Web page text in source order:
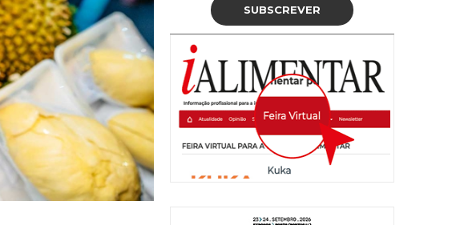
SUBSCREVER